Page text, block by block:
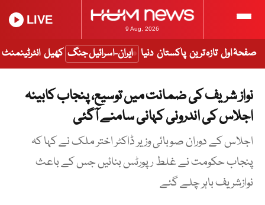
9 Aug, 2026
LIVE
صفحۂ اول تازہ ترین پاکستان دنیا ایران-اسرائیل جنگ کھیل انٹرٹینمنٹ
نواز شریف کی ضمانت میں توسیع، پنجاب کابینہ
اجلاس کی اندرونی کہانی سامنے آگئی
اجلاس کے دوران صوبائی وزیر ڈاکٹر اختر ملک نے کہا کہ
پنجاب حکومت نے غلط رپورٹس بنائیں جس کے باعث
نوازشریف باہر چلے گئے